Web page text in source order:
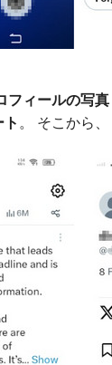
フィールの写真
。 そこから、